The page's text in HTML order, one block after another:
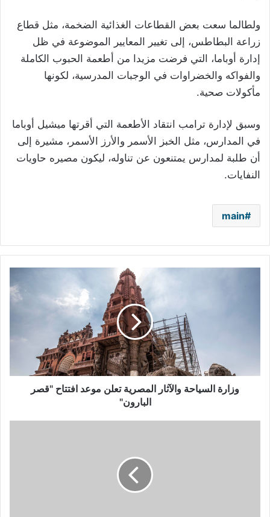
ولطالما سعت بعض القطاعات الغذائية الضخمة، مثل قطاع
زراعة البطاطس، إلى تغيير المعايير الموضوعة في ظل
إدارة أوباما، التي فرضت مزيدا من أطعمة الحبوب الكاملة
والفواكه والخضراوات في الوجبات المدرسية، لكونها
مأكولات صحية.
وسبق لإدارة ترامب انتقاد الأطعمة التي أقرتها ميشيل أوباما
في المدارس، مثل الخبز الأسمر والأرز الأسمر، مشيرة إلى
أن طلبة لمدارس يمتنعون عن تناوله، ليكون مصيره حاويات
النفايات.
main
البارون"
وزارة السياحة والآثار المصرية تعلن موعد افتتاح "قصر
البارون"